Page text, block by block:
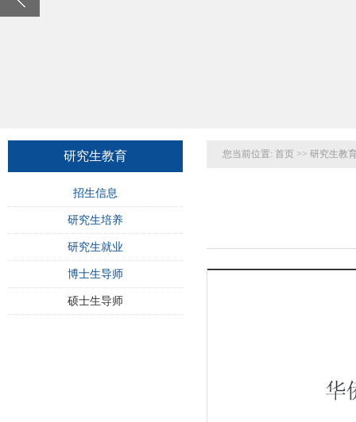
研究生教育
招生信息
研究生培养
研究生就业
博士生导师
硕士生导师
您当前位置: 首页 >> 研究生教